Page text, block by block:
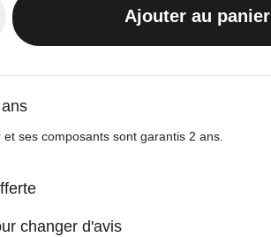
Ajouter au panier
ses composants sont garantis 2 ans.
changer d'avis